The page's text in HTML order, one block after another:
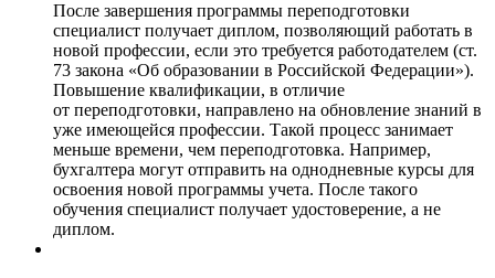
После завершения программы переподготовки
специалист получает диплом, позволяющий работать в
новой профессии, если это требуется работодателем (ст.
73 закона «Об образовании в Российской Федерации»).
Повышение квалификации, в отличие
от переподготовки, направлено на обновление знаний в
уже имеющейся профессии. Такой процесс занимает
меньше времени, чем переподготовка. Например,
бухгалтера могут отправить на однодневные курсы для
освоения новой программы учета. После такого
обучения специалист получает удостоверение, а не
диплом.